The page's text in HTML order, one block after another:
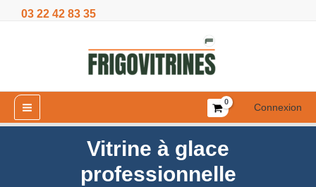
03 22 42 83 35
Connexion
Vitrine à glace
professionnelle
professionnelle